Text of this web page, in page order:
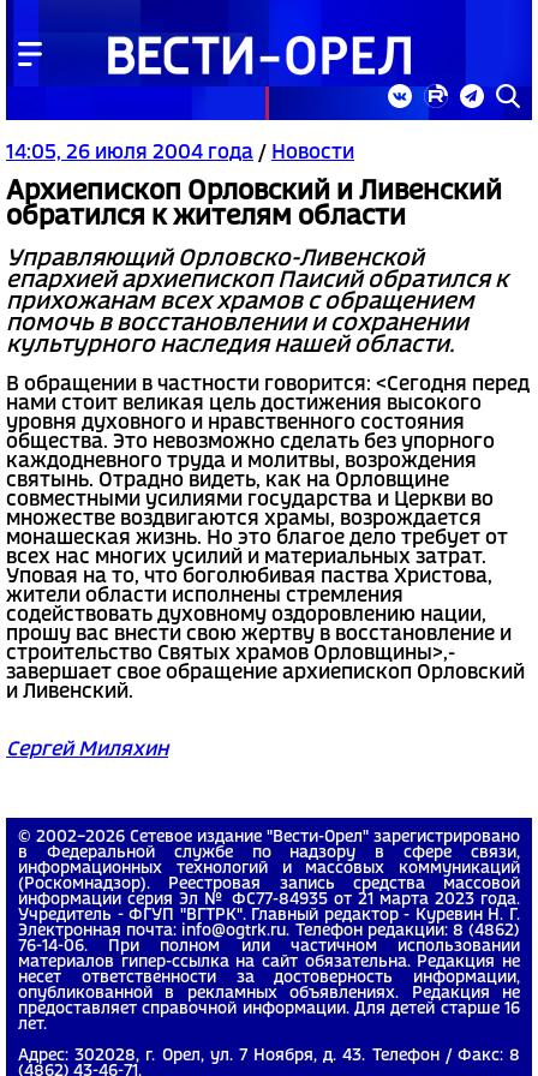
14:05, 26 июля 2004 года / Новости
Архиепископ Орловский и Ливенский
обратился к жителям области
Управляющий Орловско-Ливенской
епархией архиепископ Паисий обратился к
прихожанам всех храмов с обращением
помочь в восстановлении и сохранении
культурного наследия нашей области.
В обращении в частности говорится: <Сегодня перед
нами стоит великая цель достижения высокого
уровня духовного и нравственного состояния
общества. Это невозможно сделать без упорного
каждодневного труда и молитвы, возрождения
святынь. Отрадно видеть, как на Орловщине
совместными усилиями государства и Церкви во
множестве воздвигаются храмы, возрождается
монашеская жизнь. Но это благое дело требует от
всех нас многих усилий и материальных затрат.
Уповая на то, что боголюбивая паства Христова,
жители области исполнены стремления
содействовать духовному оздоровлению нации,
прошу вас внести свою жертву в восстановление и
строительство Святых храмов Орловщины>,-
завершает свое обращение архиепископ Орловский
и Ливенский.
Сергей Миляхин
© 2002−2026 Сетевое издание "Вести-Орел" зарегистрировано
в Федеральной службе по надзору в сфере связи,
информационных технологий и массовых коммуникаций
(Роскомнадзор). Реестровая запись средства массовой
информации серия Эл № ФС77-84935 от 21 марта 2023 года.
Учредитель - ФГУП "ВГТРК". Главный редактор - Куревин Н. Г.
Электронная почта: info@ogtrk.ru. Телефон редакции: 8 (4862)
76-14-06. При полном или частичном использовании
материалов гипер-ссылка на сайт обязательна. Редакция не
несет ответственности за достоверность информации,
опубликованной в рекламных объявлениях. Редакция не
предоставляет справочной информации. Для детей старше 16
лет.
Адрес: 302028, г. Орел, ул. 7 Ноября, д. 43. Телефон / Факс: 8
(4862) 43-46-71.